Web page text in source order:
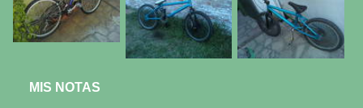
MIS NOTAS